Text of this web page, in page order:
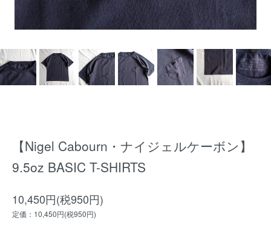
【Nigel Cabourn・ナイジェルケーボン】
9.5oz BASIC T-SHIRTS
10,450円(税950円)
定価：10,450円(税950円)